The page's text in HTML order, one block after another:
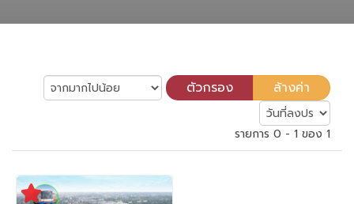
รายการ 0 - 1 ของ 1